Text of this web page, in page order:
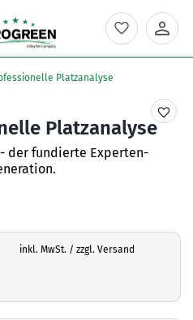
Platzanalyse
Platzanalyse
- der fundierte Experten-
inkl. MwSt. / zzgl. Versand